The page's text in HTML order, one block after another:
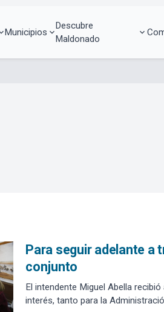
Municipios
Descubre
Maldonado
Para seguir adelante a
conjunto
El intendente Miguel Abella
interés, tanto para la